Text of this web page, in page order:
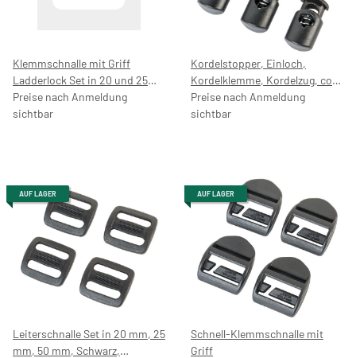
Klemmschnalle mit Griff
Ladderlock Set in 20 und 25
mm, Schwarz, Stegschnalle,
Leiterschnalle,
Preise nach Anmeldung
sichtbar
Kordelstopper, Einloch,
Kordelklemme, Kordelzug, cord
lock, SchnurStopper, 7054
Preise nach Anmeldung
sichtbar
AUF LAGER
Leiterschnalle Set in 20 mm, 25
mm, 50 mm, Schwarz,
AUF LAGER
Schnell-Klemmschnalle mit
Griff